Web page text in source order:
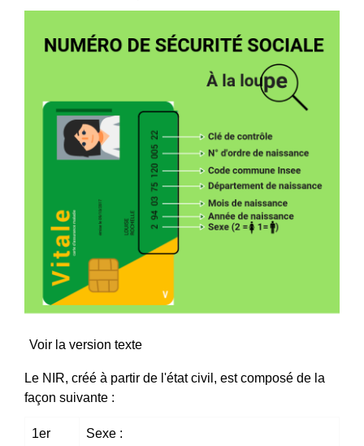
Voir la version texte
Le NIR, créé à partir de l'état civil, est composé de la
façon suivante :
1er Sexe :